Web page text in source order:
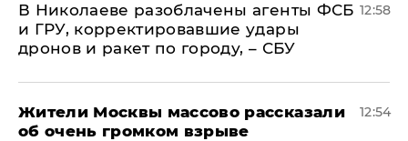
В Николаеве разоблачены агенты ФСБ
и ГРУ, корректировавшие удары
дронов и ракет по городу, – СБУ
12:58
Жители Москвы массово рассказали
об очень громком взрыве
12:54